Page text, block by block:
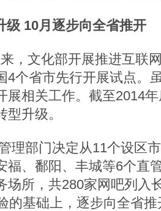
级 10月逐步向全省推开
，文化部开展推进互联
4个省市先行开展试点。
展相关工作。截至2014
升级。
理部门决定从11个设区
福、鄱阳、丰城等6个直
场所，共280家网吧列入
的基础上，逐步向全省